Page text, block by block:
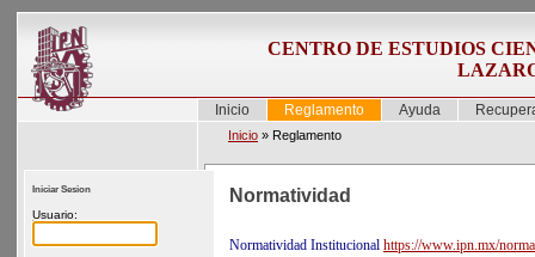
CENTRO DE ESTUDIOS
Inicio Reglamento Ayuda
Inicio » Reglamento
Normatividad
Normatividad Institucional https://www.ipn.mx/
Iniciar Sesion
Usuario: